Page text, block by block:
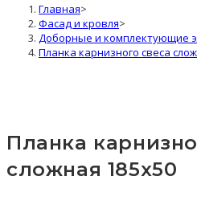
Главная>
Фасад и кровля>
Доборные и комплектующие
Планка карнизного свеса
Планка
сложная 185х50